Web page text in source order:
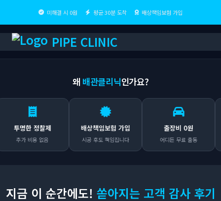
미해결 시 0원 평균 30분 도착 배상책임보험 가입
PIPE CLINIC
왜 배관클리닉인가요?
명한 정찰제
추가 비용 없음
배상책임보험 가입
시공 후도 책임집니다
출장비 0원
어디든 무료 출동
지금 이 순간에도! 쏟아지는 고객 감사 후기